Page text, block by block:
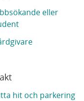
behandling
hjälp för
eller
hit och parkering